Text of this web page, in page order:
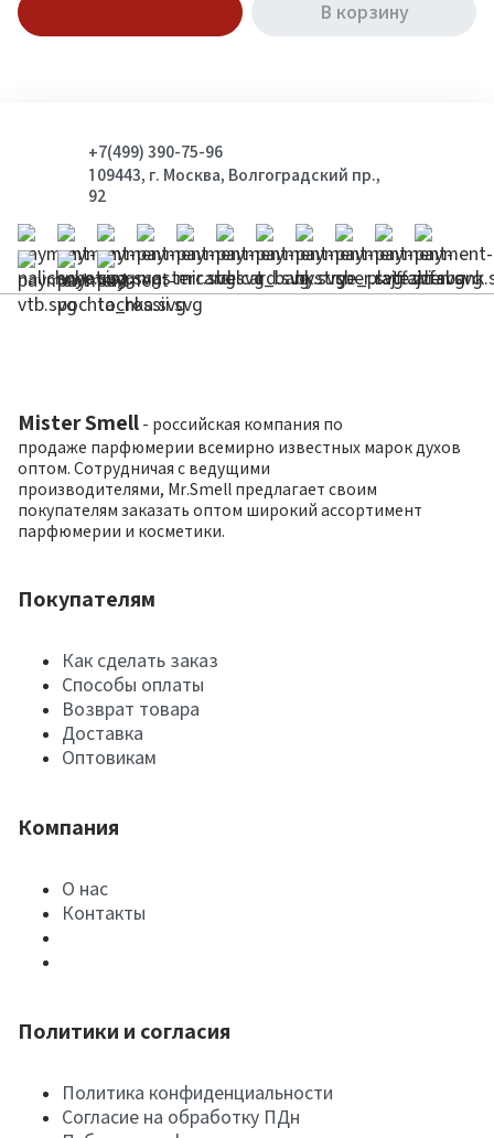
В корзину
+7(499) 390-75-96
109443, г. Москва, Волгоградский пр.,
92
Mister Smell - российская компания по
продаже парфюмерии всемирно известных марок духов
оптом. Сотрудничая с ведущими
производителями, Mr.Smell предлагает своим
покупателям заказать оптом широкий ассортимент
парфюмерии и косметики.
Покупателям
Как сделать заказ
Способы оплаты
Возврат товара
Доставка
Оптовикам
Компания
О нас
Контакты
Политики и согласия
Политика конфиденциальности
Согласие на обработку ПДн